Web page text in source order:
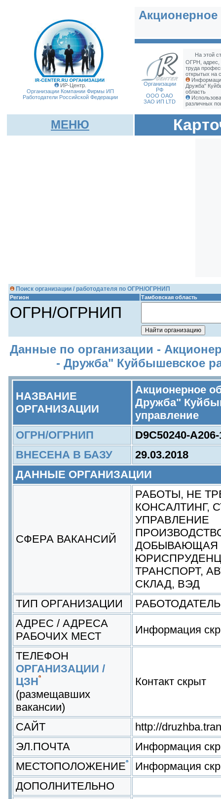
ИР-Центр.
Организации Компании Фирмы ИП
Работодатели Российской Федерации
Организации
РФ
ООО ОАО
ЗАО ИП LTD
На этой
ОГРН, адрес,
труда
открытых на
Дружба"
область
различных
МЕНЮ
Поиск организации / работодателя по ОГРН/ОГРНИП
Регион Тамбовская область
ОГРН/ОГРНИП
Данные по организации -
- Дружба" Куйбышевское
НАЗВАНИЕ
ОРГАНИЗАЦИИ
Акционерное
Дружба"
управление
ОГРН/ОГРНИП
D9C50240-
ВНЕСЕНА В БАЗУ
29.03.2018
ДАННЫЕ ОРГАНИЗАЦИИ
СФЕРА ВАКАНСИЙ
РАБОТЫ, НЕ
КОНСАЛТИНГ,
УПРАВЛЕНИЕ
ДОБЫВАЮЩАЯ
ТРАНСПОРТ,
СКЛАД, ВЭД
ТИП ОРГАНИЗАЦИИ
РАБОТОДАТЕЛЬ
АДРЕС / АДРЕСА
РАБОЧИХ МЕСТ
Информация
ТЕЛЕФОН
ОРГАНИЗАЦИИ /
ЦЗН
(размещавших
вакансии)
Контакт скрыт
САЙТ
http://
ЭЛ.ПОЧТА
Информация
МЕСТОПОЛОЖЕНИЕ
Информация
ДОПОЛНИТЕЛЬНО